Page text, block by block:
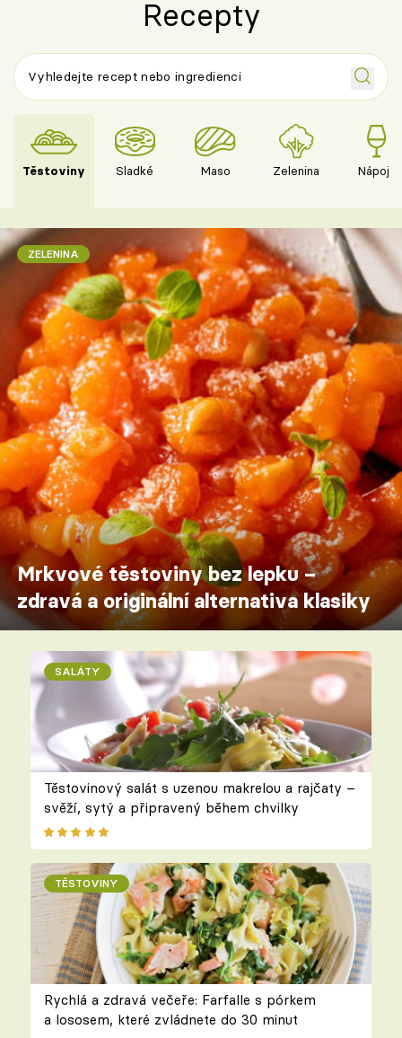
Recepty
Těstoviny Sladké Maso Zelenina Nápoje
ZELENINA
Mrkvové těstoviny bez lepku –
zdravá a originální alternativa klasiky
SALÁTY
Těstovinový salát s uzenou makrelou a rajčaty –
svěží, sytý a připravený během chvilky
TĚSTOVINY
Rychlá a zdravá večeře: Farfalle s pórkem
a lososem, které zvládnete do 30 minut